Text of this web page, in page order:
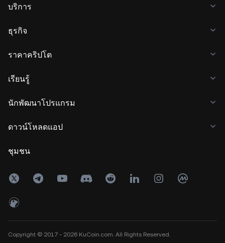
บริการ
ธุรกิจ
ราคาคริปโต
เรียนรู้
นักพัฒนาโปรแกรม
ดาวน์โหลดแอป
ชุมชน
Copyright © 2017 - 2026 KuCoin.com. All Rights Reserved.